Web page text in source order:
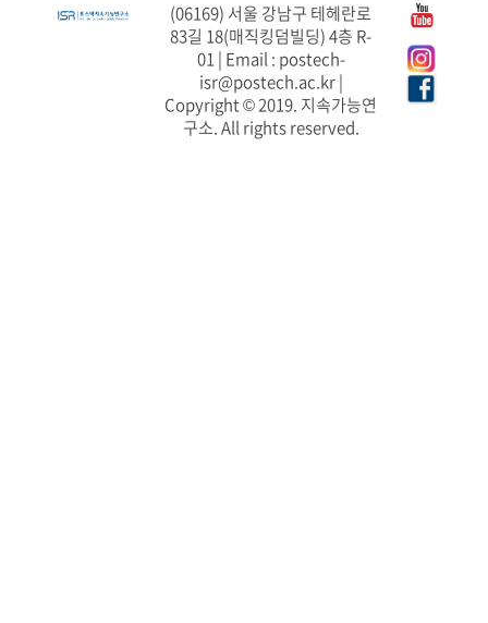
(06169) 서울 강남구 테헤란로
83길 18(매직킹덤빌딩) 4층 R-
01 | Email : postech-
isr@postech.ac.kr |
Copyright © 2019. 지속가능연
구소. All rights reserved.